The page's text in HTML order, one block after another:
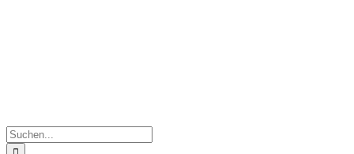
Suche
nach: